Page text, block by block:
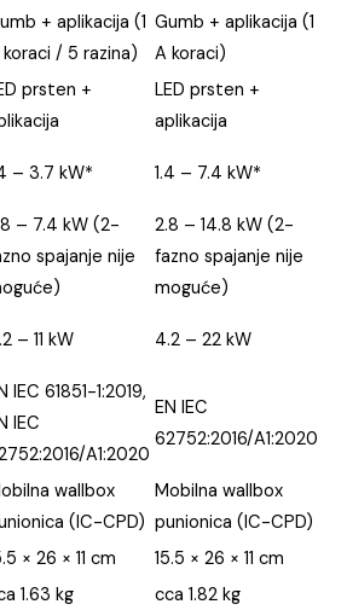
+ aplikacija (1
/ 5 razina)
Gumb + aplikacija (1
A koraci)
prsten +
LED prsten +
aplikacija
– 3.7 kW* 1.4 – 7.4 kW*
– 7.4 kW (2-
spajanje nije
2.8 – 14.8 kW (2-
fazno spajanje nije
moguće)
– 11 kW 4.2 – 22 kW
IEC 61851-1:2019,
IEC
A1:2020
EN IEC
62752:2016/A1:2020
wallbox
(IC-CPD)
Mobilna wallbox
punionica (IC-CPD)
× 26 × 11 cm
15.5 × 26 × 11 cm
1.63 kg
cca 1.82 kg